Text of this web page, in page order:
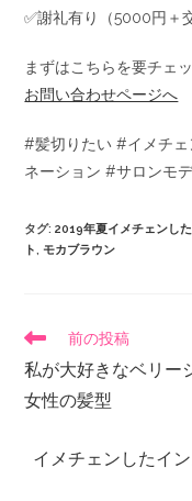
✅謝礼有り（5000円＋
まずはこちらを要チェッ
お問い合わせページへ
#髪切りたい #イメチ
ネーション #サロンモ
タグ:2019年夏イメチェンし
ト, モカブラウン
前の投稿
私が大好きなベリー
女性の髪型
イメチェンしたイ